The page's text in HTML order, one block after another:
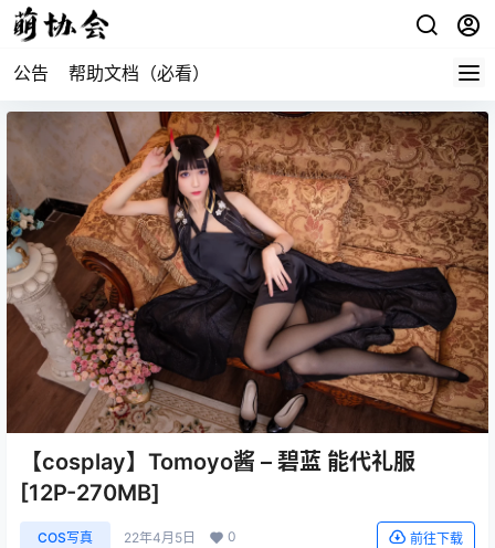
公告 帮助文档（必看）
【cosplay】Tomoyo酱 – 碧蓝 能代礼服
[12P-270MB]
COS写真 22年4月5日 0 前往下载